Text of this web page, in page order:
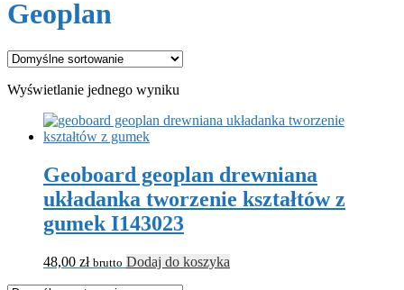
Geoplan
Wyświetlanie jednego wyniku
Geoboard geoplan drewniana
układanka tworzenie kształtów z
gumek I143023
48,00 zł brutto Dodaj do koszyka